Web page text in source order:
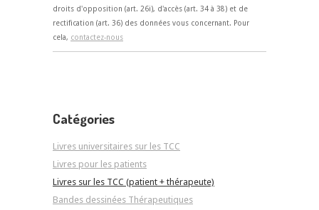
droits d'opposition (art. 26i), d'accès (art. 34 à 38) et de
rectification (art. 36) des données vous concernant. Pour
cela, contactez-nous
Catégories
Livres universitaires sur les TCC
Livres pour les patients
Livres sur les TCC (patient + thérapeute)
Bandes dessinées Thérapeutiques